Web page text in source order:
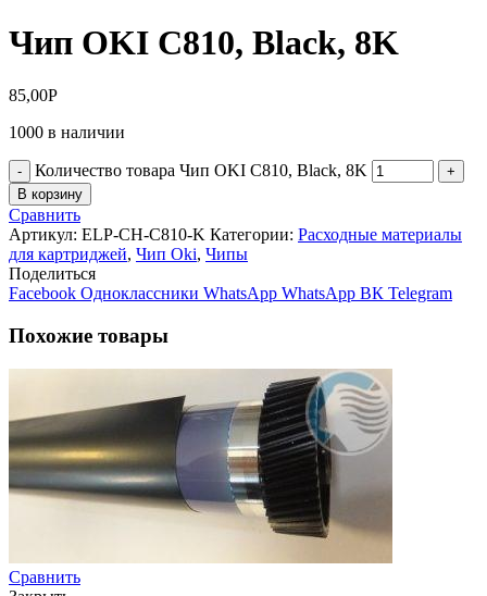
Чип OKI C810, Black, 8K
85,00Р
1000 в наличии
Количество товара Чип OKI C810, Black, 8K
В корзину
Сравнить
Артикул: ELP-CH-C810-K Категории: Расходные материалы
для картриджей, Чип Oki, Чипы
Поделиться
Facebook Одноклассники WhatsApp WhatsApp ВК Telegram
Похожие товары
Сравнить